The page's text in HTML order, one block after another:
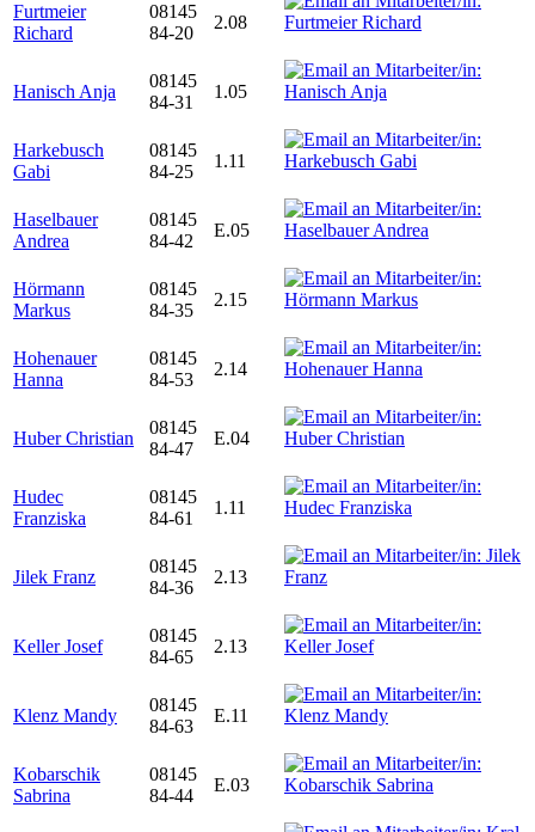
Furtmeier
Richard
08145
84-20
2.08
Hanisch Anja
08145
84-31
1.05
Harkebusch
Gabi
08145
84-25
1.11
Haselbauer
Andrea
08145
84-42
E.05
Hörmann
Markus
08145
84-35
2.15
Hohenauer
Hanna
08145
84-53
2.14
Huber Christian
08145
84-47
E.04
Hudec
Franziska
08145
84-61
1.11
Jilek Franz
08145
84-36
2.13
Keller Josef
08145
84-65
2.13
Klenz Mandy
08145
84-63
E.11
Kobarschik
Sabrina
08145
84-44
E.03